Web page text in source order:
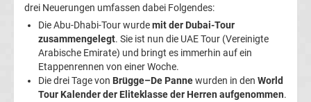
3.
Liga
Ergebnisse
drei Neuerungen umfassen dabei Folgendes:
Die Abu-Dhabi-Tour wurdemit der Dubai-Tour
zusammengelegt. Sie ist nun die UAE Tour (Vereinigte
Arabische Emirate) und bringt es immerhin auf ein
Etappenrennen von einer Woche.
Die drei Tage von Brügge–De Pannewurden in den World
Tour Kalender der Eliteklasse der Herren aufgenommen.